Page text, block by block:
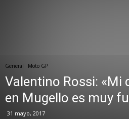
General Moto GP
Valentino Rossi: «Mi
en Mugello es muy
31 mayo, 2017